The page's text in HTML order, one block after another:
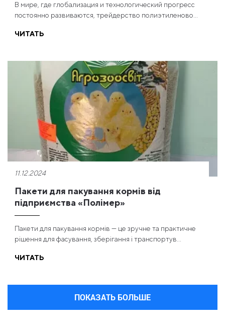
В мире, где глобализация и технологический прогресс
постоянно развиваются, трейдерство полиэтиленово...
ЧИТАТЬ
11.12.2024
Пакети для пакування кормів від
підприємства «Полімер»
Пакети для пакування кормів — це зручне та практичне
рішення для фасування, зберігання і транспортув...
ЧИТАТЬ
ПОКАЗАТЬ БОЛЬШЕ